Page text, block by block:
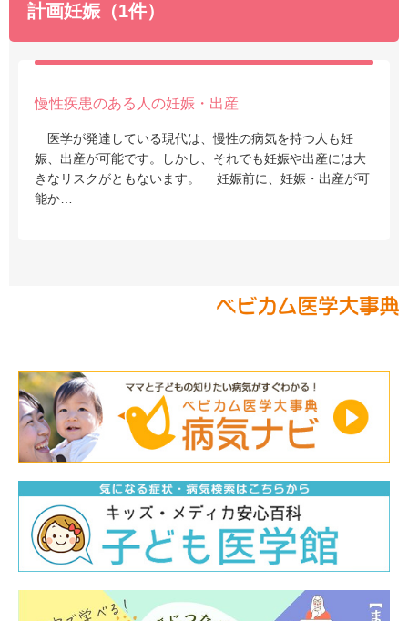
計画妊娠（1件）
慢性疾患のある人の妊娠・出産
医学が発達している現代は、慢性の病気を持つ人も妊
娠、出産が可能です。しかし、それでも妊娠や出産には大
きなリスクがともないます。 妊娠前に、妊娠・出産が可
能か…